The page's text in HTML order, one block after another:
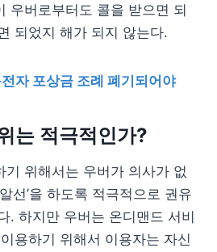
우버로부터도 콜을 받으면 되
되었지 해가 되지 않는다.
자 포상금 조례 폐기되어야
는 적극적인가?
기 위해서는 우버가 의사가 없
선’을 하도록 적극적으로 권유
. 하지만 우버는 온디맨드 서비
용하기 위해서 이용자는 자신